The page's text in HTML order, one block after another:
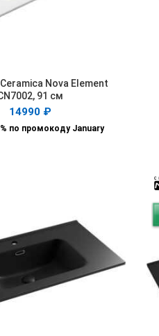
В КОРЗИНУNova Element
91 см
14990 ₽
по промокоду January